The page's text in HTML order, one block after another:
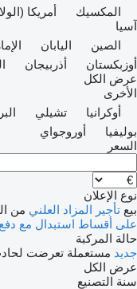
المكسيك
أمريكا
آسيا
الصين
اليابان
أوزبكستان
أذربيجان
عرض الكل
الأخرى
أوكرانيا
تشيلي
بوليفيا
أوروجواي
السعر
نوع الإعلان
بيع تأجير المزاد العلني من
على أقساط استبدال مع
حالة المركبة
جديد مستعملة تعرضت
عرض الكل
سنة التصنيع